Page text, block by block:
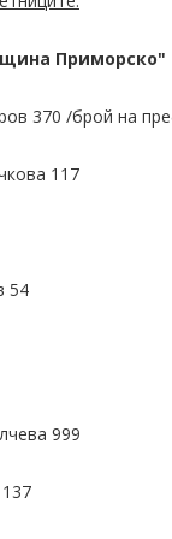
Приморско"
370 /брой на
117
54
999